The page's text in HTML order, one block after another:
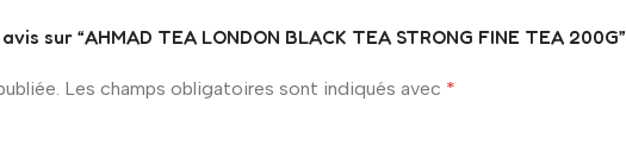
sur “AHMAD TEA LONDON BLACK TEA STRONG FINE TEA 200G”
Les champs obligatoires sont indiqués avec *